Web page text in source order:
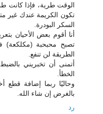
الوقت طرية، فإذا كانت
تكون الكريمة عندك غير
السكر البودرة.
أنا أقوم بعض الأحيان
تصبح محبحبة (مكلكعة)
الطريقة لن تنفع.
أتمنى أن تخبريني
الخطأ.
وحاليًا ربما إضافة قطع
بالغرض إن شاء الله.
رد